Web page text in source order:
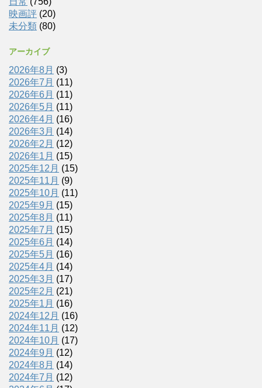
映画評 (20)
未分類 (80)
アーカイブ
2026年8月 (3)
2026年7月 (11)
2026年6月 (11)
2026年5月 (11)
2026年4月 (16)
2026年3月 (14)
2026年2月 (12)
2026年1月 (15)
2025年12月 (15)
2025年11月 (9)
2025年10月 (11)
2025年9月 (15)
2025年8月 (11)
2025年7月 (15)
2025年6月 (14)
2025年5月 (16)
2025年4月 (14)
2025年3月 (17)
2025年2月 (21)
2025年1月 (16)
2024年12月 (16)
2024年11月 (12)
2024年10月 (17)
2024年9月 (12)
2024年8月 (14)
2024年7月 (12)